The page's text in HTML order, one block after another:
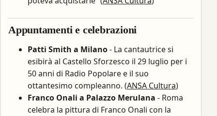
Appuntamenti e celebrazioni
Patti Smith a Milano- La cantautrice si
esibirà al Castello Sforzesco il 29 luglio per i
50 anni di Radio Popolare e il suo
ottantesimo compleanno. (ANSA Cultura)
Franco Onali a Palazzo Merulana - Roma
celebra la pittura di Franco Onali con la